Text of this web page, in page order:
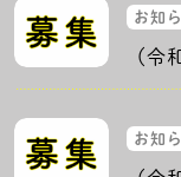
お知
（令
お知